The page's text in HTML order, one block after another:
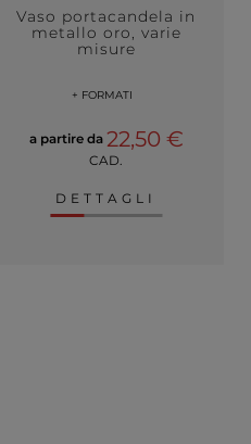
Vaso portacandela in
metallo oro, varie
misure
+ FORMATI
a partire da 22,50 €
CAD.
DETTAGLI